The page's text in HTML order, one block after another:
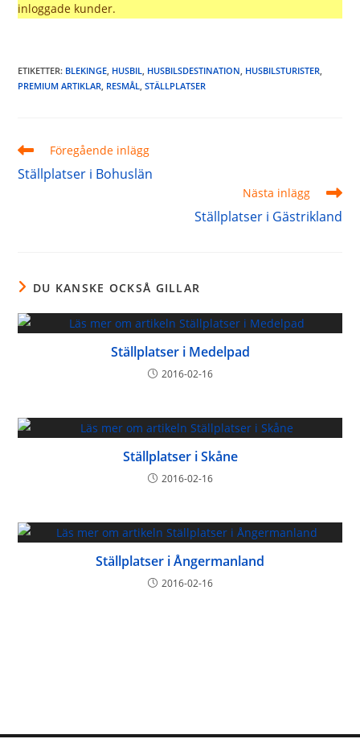
inloggade kunder.
ETIKETTER: BLEKINGE, HUSBIL, HUSBILSDESTINATION, HUSBILSTURISTER,
PREMIUM ARTIKLAR, RESMÅL, STÄLLPLATSER
Läs
artiklar
Föregående inlägg
Ställplatser i Bohuslän
Nästa inlägg
Ställplatser i Gästrikland
DU KANSKE OCKSÅ GILLAR
Ställplatser i Medelpad
2016-02-16
Ställplatser i Skåne
2016-02-16
Ställplatser i Ångermanland
2016-02-16